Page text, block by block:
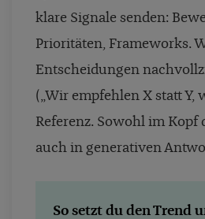
klare Signale senden:
Prioritäten, Frameworks.
Entscheidungen
(„Wir empfehlen X statt Y,
Referenz. Sowohl im Kopf
auch in generativen
So setzt du den Trend